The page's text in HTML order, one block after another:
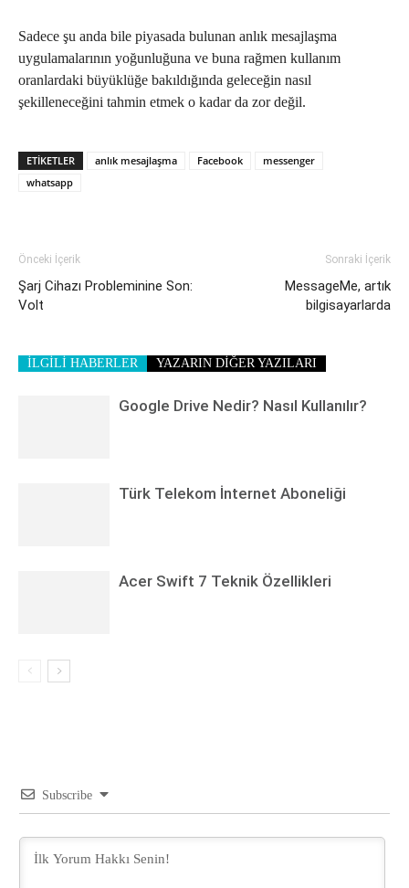
Sadece şu anda bile piyasada bulunan anlık mesajlaşma
uygulamalarının yoğunluğuna ve buna rağmen kullanım
oranlardaki büyüklüğe bakıldığında geleceğin nasıl
şekilleneceğini tahmin etmek o kadar da zor değil.
ETIKETLER anlık mesajlaşma Facebook
messenger
whatsapp
Önceki İçerik
Şarj Cihazı Probleminine Son:
Volt
Sonraki İçerik
MessageMe, artık
bilgisayarlarda
İLGİLİ HABERLER YAZARIN DİĞER YAZILARI
Google Drive Nedir? Nasıl Kullanılır?
Türk Telekom İnternet Aboneliği
Acer Swift 7 Teknik Özellikleri
Subscribe